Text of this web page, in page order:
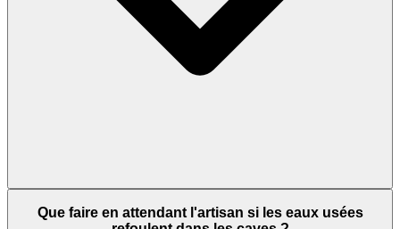
Que faire en attendant l'artisan si les eaux usées